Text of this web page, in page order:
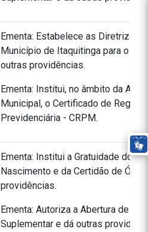
Ementa: Estabelece as Diretrizes
Município de Itaquitinga para o
outras providências.
Ementa: Institui, no âmbito da
Municipal, o Certificado de
Previdenciária - CRPM.
Ementa: Institui a Gratuidade do
Nascimento e da Certidão de
providências.
Ementa: Autoriza a Abertura de
Suplementar e dá outras